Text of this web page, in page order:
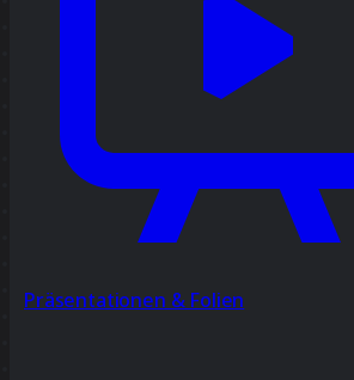
Präsentationen & Folien